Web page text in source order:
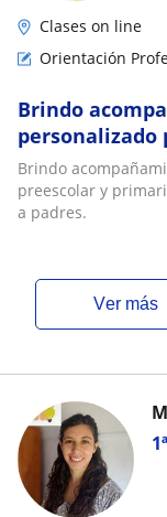
Clases on line
Orientación
Brindo
personalizado
primaria,
orientación a
Brindo
preescolar y
a padres.
ver más